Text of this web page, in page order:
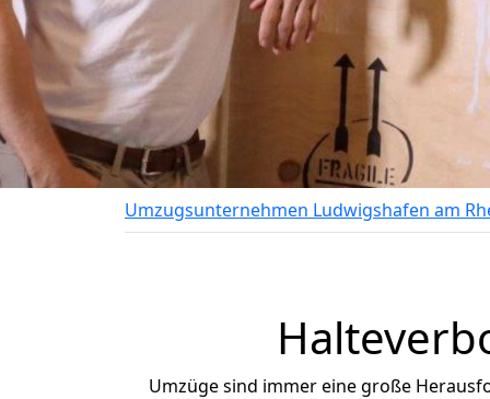
Umzugsunternehmen Ludwigshafen am
Umzüge sind immer eine große